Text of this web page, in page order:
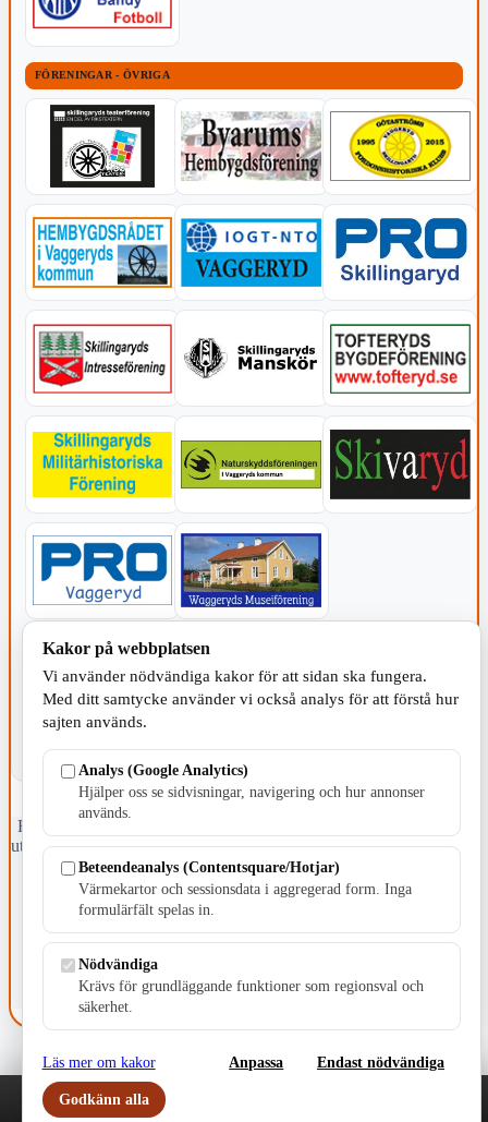
FÖRENINGAR - ÖVRIGA
KOMMUNEN
Fristående webbtidningsföretag grundat 1991 som sedan 2002 ger
ut tidningen Skillingaryd.nu och 2010 lanserades Värnamo.nu. Från
april 2026 omfattar Skillingaryd.nu tre kommuner: Gnosjö,
Värnamo och Vaggeryds kommun.
E-post: redaktionen@skillingaryd.nu
Postadress: Gisslaköp 1, 568 92 Skillingaryd
Kakinställningar
Kakor på webbplatsen
Vi använder nödvändiga kakor för att sidan ska fungera.
Med ditt samtycke använder vi också analys för att förstå hur
sajten används.
Analys (Google Analytics)
Hjälper oss se sidvisningar, navigering och hur annonser
används.
Beteendeanalys (Contentsquare/Hotjar)
Värmekartor och sessionsdata i aggregerad form. Inga
formulärfält spelas in.
Nödvändiga
Krävs för grundläggande funktioner som regionsval och
säkerhet.
Läs mer om kakor Anpassa Endast nödvändiga
Godkänn alla